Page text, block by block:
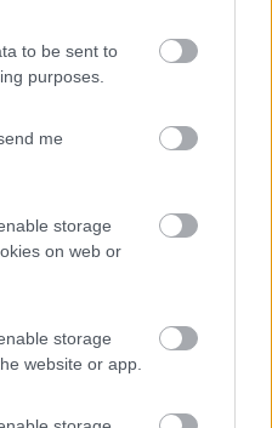
to be sent to
purposes.
me
storage
on web or
storage
website or app.
e Olbia puoi sostare all'area di
app in loco e puoi
06,oppure camping cala
sosta camper,per massimo 3
cui puoi usufruire tutti i
fa e non mi sono trovato
è più caro,27 con acsi + 2
2,80 euro persona tassa
cala d'ambra,a giugno 25
mezzo quanto